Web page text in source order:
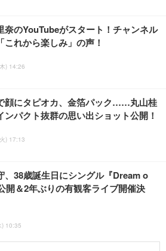
奈のYouTubeがスタート！チャンネル
これから楽しみ」の声！
) 14:26
顔にタピオカ、金箔パック……丸山桂
ンパクト抜群の思い出ショット公開！
) 17:13
、38歳誕生日にシングル『Dream o
開＆2年ぶりの有観客ライブ開催決
10:35